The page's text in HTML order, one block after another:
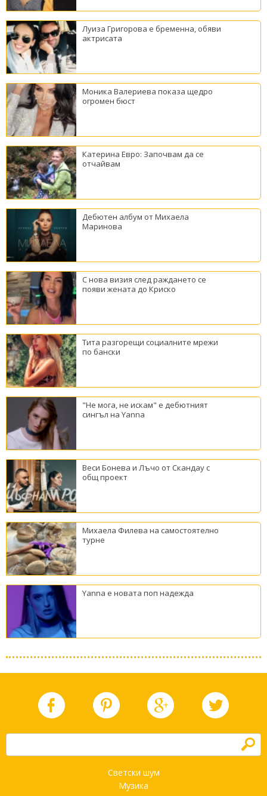
Луиза Григорова е бременна, обяви
актрисата
Моника Валериева показа щедро
огромен бюст
Катерина Евро: Започвам да се
отчайвам
Дебютен албум от Михаела
Маринова
С нова визия след раждането се
появи жената до Криско
Тита разгорещи социалните мрежи
по бански
"Не мога, не искам" е дебютният
сингъл на Yanna
Веси Бонева и Лъчо от Скандау с
общ проект
Михаела Филева на самостоятелно
турне
Yanna е новата поп надежда
h
Светски шум
Музика